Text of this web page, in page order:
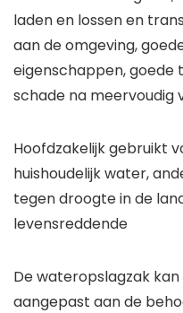
laden en lossen en
aan de omgeving,
eigenschappen, goede
schade na meervoudig
Hoofdzakelijk gebruikt
huishoudelijk water,
tegen droogte in de
levensreddende
De wateropslagzak
aangepast aan de